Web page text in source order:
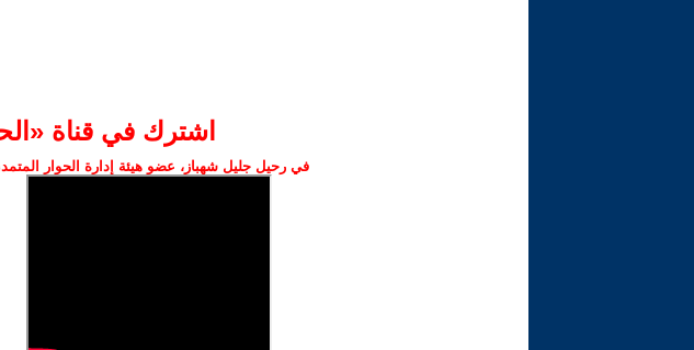
اشترك في قناة
في رحيل جليل شهباز، عضو هيئة إدارة الحوار